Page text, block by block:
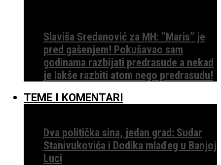
Slaviša Sredanović za MH: ”Maris” je
pred gašenjem! Pokušavao sam
godinama razbijati predrasude a nekad
je lakše razbiti atom nego predrasudu!
TEME I KOMENTARI
Dva politička sina, jedan grad: Sudar
Stanivukovića i Dodika mlađeg u Banjoj
Luci